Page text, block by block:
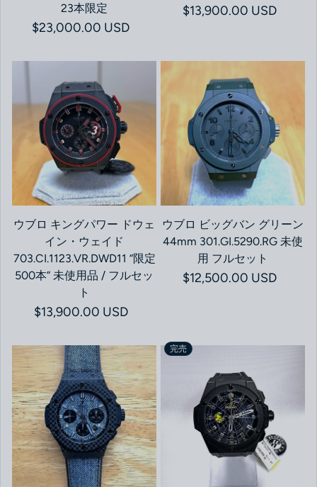
23本限定
通常価格
$23,000.00 USD
通常価格
$13,900.00 USD
ウブロ キングパワー ドウェ
イン・ウェイド
703.CI.1123.VR.DWD11 “限定
500本” 未使用品 / フルセッ
ト
通常価格
$13,900.00 USD
ウブロ ビッグバン グリーン
44mm 301.GI.5290.RG 未使
用 フルセット
通常価格
$12,500.00 USD
完売